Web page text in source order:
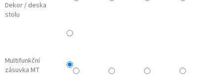
Dekor / deska
stolu
Multifunkční
zásuvka MT